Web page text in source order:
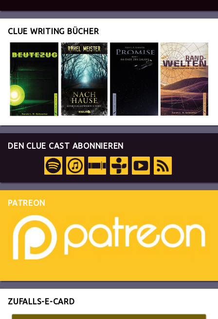
CLUE WRITING BÜCHER
DEN CLUE CAST ABONNIEREN
PATREON
ZUFALLS-E-CARD